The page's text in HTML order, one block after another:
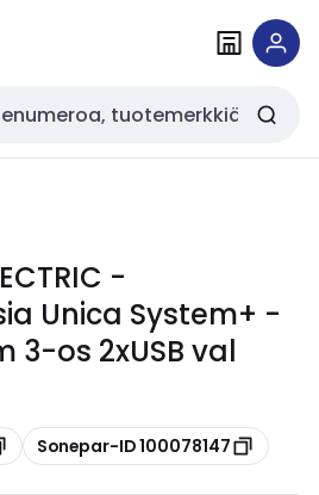
-
Unica System+ -
3-os 2xUSB val
Kopioi
Sonepar-ID 100078147